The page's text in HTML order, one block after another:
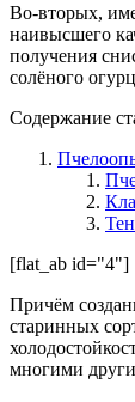
Во-вторых,
наивысшего
получения
солёного
Содержание
[flat_ab id="4"]
Причём
старинных
многими